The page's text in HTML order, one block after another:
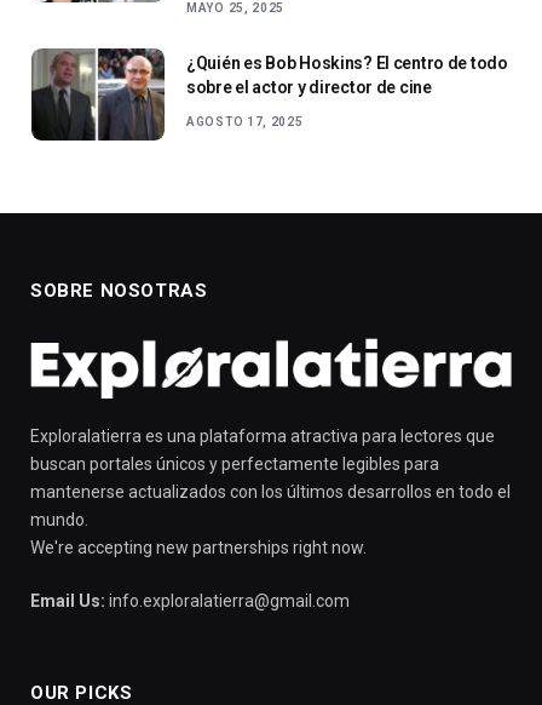
MAYO 25, 2025
¿Quién es Bob Hoskins? El centro de todo
sobre el actor y director de cine
AGOSTO 17, 2025
SOBRE NOSOTRAS
Exploralatierra es una plataforma atractiva para lectores que
buscan portales únicos y perfectamente legibles para
mantenerse actualizados con los últimos desarrollos en todo el
mundo.
We're accepting new partnerships right now.
Email Us: info.exploralatierra@gmail.com
OUR PICKS